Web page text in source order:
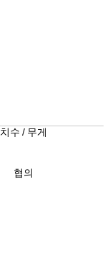
치수 / 무게
협의